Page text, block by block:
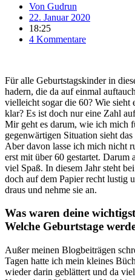
Von Gudrun
22. Januar 2020
18:25
4 Kommentare
Für alle Geburtstagskinder in
hadern, die da auf einmal
vielleicht sogar die 60? Wie sieht
klar? Es ist doch nur eine Zahl
Mir geht es darum, wie ich mich
gegenwärtigen Situation sieht
Aber davon lasse ich mich nicht
erst mit über 60 gestartet. Darum
viel Spaß. In diesem Jahr steht
doch auf dem Papier recht lustig
draus und nehme sie an.
Was waren deine
Welche Geburtstage
Außer meinen Blogbeiträgen
Tagen hatte ich mein kleines
wieder darin geblättert und da